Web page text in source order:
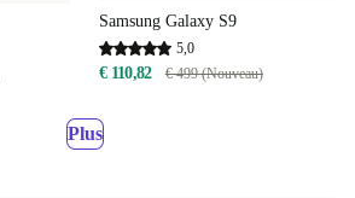
Samsung Galaxy S9
5,0
€ 110,82 € 499 (Nouveau)
Plus